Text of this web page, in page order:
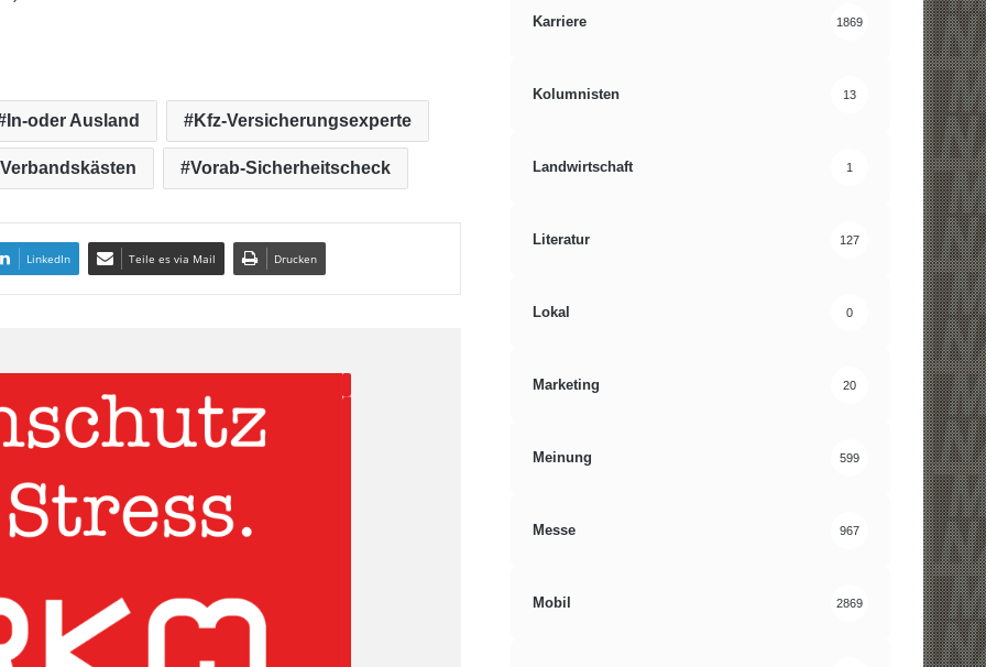
In-oder Ausland Kfz-Versicherungsexperte
Verbandskästen Vorab-Sicherheitscheck
LinkedIn Teile es via Mail Drucken
Karriere 1869
Kolumnisten 13
Landwirtschaft 1
Literatur 127
Lokal 0
Marketing 20
Meinung 599
Messe 967
Mobil 2869